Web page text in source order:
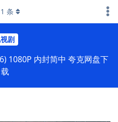
剧
1080P 内封简中 夸克网盘下
载
1 条